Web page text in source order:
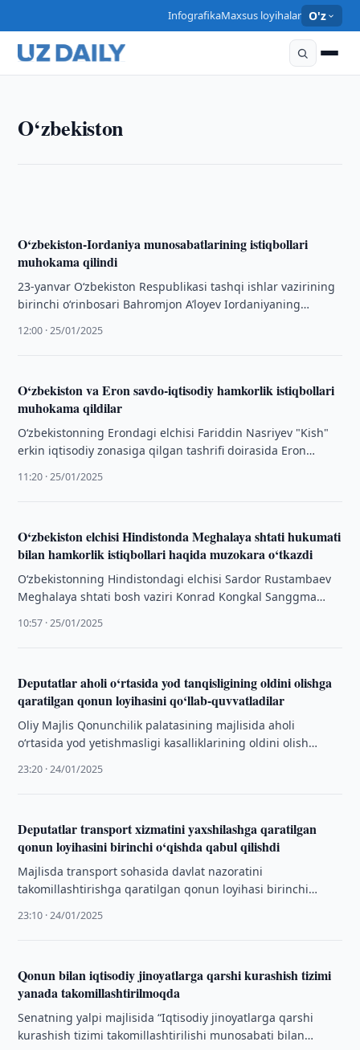
InfografikaMaxsus loyihalar O'z
O‘zbekiston
Voyaga yetmaganlar o‘rtasida huquqbuzarliklar
O‘zbekiston-Iordaniya munosabatlarining istiqbollari
muhokama qilindi
23-yanvar O‘zbekiston Respublikasi tashqi ishlar vazirining
birinchi o‘rinbosari Bahromjon A’loyev Iordaniyaning
uchrashuv o‘tkazdi.
12:00 · 25/01/2025
O‘zbekiston va Eron savdo-iqtisodiy hamkorlik istiqbollari
muhokama qildilar
O‘zbekistonning Erondagi elchisi Fariddin Nasriyev "Kish"
erkin iqtisodiy zonasiga qilgan tashrifi doirasida Eron
iqtisodiy …
11:20 · 25/01/2025
O‘zbekiston elchisi Hindistonda Meghalaya shtati hukumati
bilan hamkorlik istiqbollari haqida muzokara o‘tkazdi
O‘zbekistonning Hindistondagi elchisi Sardor Rustambaev
Meghalaya shtati bosh vaziri Konrad Kongkal Sanggma
O‘zbekiston va …
10:57 · 25/01/2025
Deputatlar aholi o‘rtasida yod tanqisligining oldini olishga
qaratilgan qonun loyihasini qo‘llab-quvvatladilar
Oliy Majlis Qonunchilik palatasining majlisida aholi
o‘rtasida yod yetishmasligi kasalliklarining oldini olish
birinchi o‘qishda konseptual …
23:20 · 24/01/2025
Deputatlar transport xizmatini yaxshilashga qaratilgan
qonun loyihasini birinchi o‘qishda qabul qilishdi
Majlisda transport sohasida davlat nazoratini
takomillashtirishga qaratilgan qonun loyihasi birinchi
23:10 · 24/01/2025
Qonun bilan iqtisodiy jinoyatlarga qarshi kurashish tizimi
yanada takomillashtirilmoqda
Senatning yalpi majlisida “Iqtisodiy jinoyatlarga qarshi
kurashish tizimi takomillashtirilishi munosabati bilan